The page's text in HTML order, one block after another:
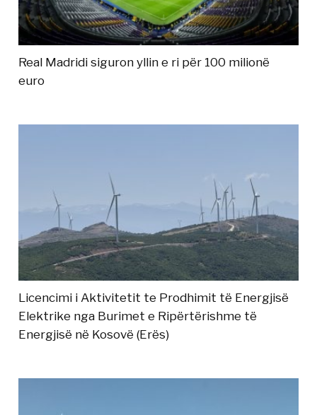
Real Madridi siguron yllin e ri për 100 milionë
euro
Licencimi i Aktivitetit te Prodhimit të Energjisë
Elektrike nga Burimet e Ripërtërishme të
Energjisë në Kosovë (Erës)